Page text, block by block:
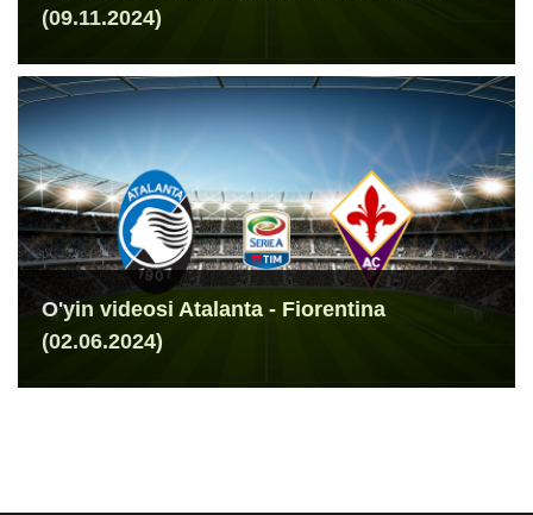
(09.11.2024)
O'yin videosi Atalanta - Fiorentina
(02.06.2024)